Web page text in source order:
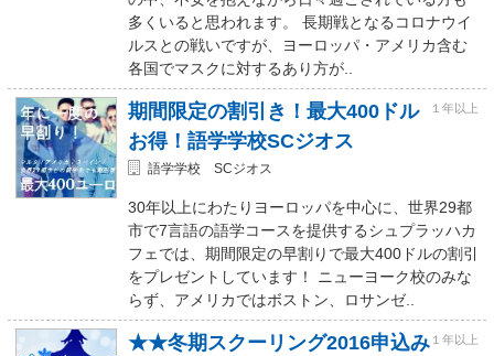
多くいると思われます。 長期戦となるコロナウイ
ルスとの戦いですが、ヨーロッパ・アメリカ含む
各国でマスクに対するあり方が..
期間限定の割引き！最大400ドル
お得！語学学校SCジオス
１年以上
語学学校 SCジオス
30年以上にわたりヨーロッパを中心に、世界29都
市で7言語の語学コースを提供するシュプラッハカ
フェでは、期間限定の早割りで最大400ドルの割引
をプレゼントしています！ ニューヨーク校のみな
らず、アメリカではボストン、ロサンゼ..
★★冬期スクーリング2016申込み １年以上